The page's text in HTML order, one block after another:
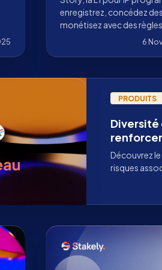
enregistrez, concédez
monétisez avec des
Découvrez pourquoi6
PRODUITS
Diversité
Découvrez
risques